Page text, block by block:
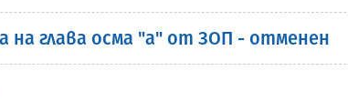
на глава осма "а" от ЗОП - отменен